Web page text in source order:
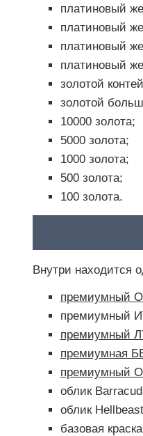
платиновый
платиновый
платиновый
платиновый
золотой
золотой
10000 золота;
5000 золота;
1000 золота;
500 золота;
100 золота.
Внутри находится
премиумный
премиумный
премиумный
премиумная
премиумный
облик
облик
базовая